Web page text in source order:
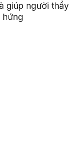
giúp người thầy
hứng